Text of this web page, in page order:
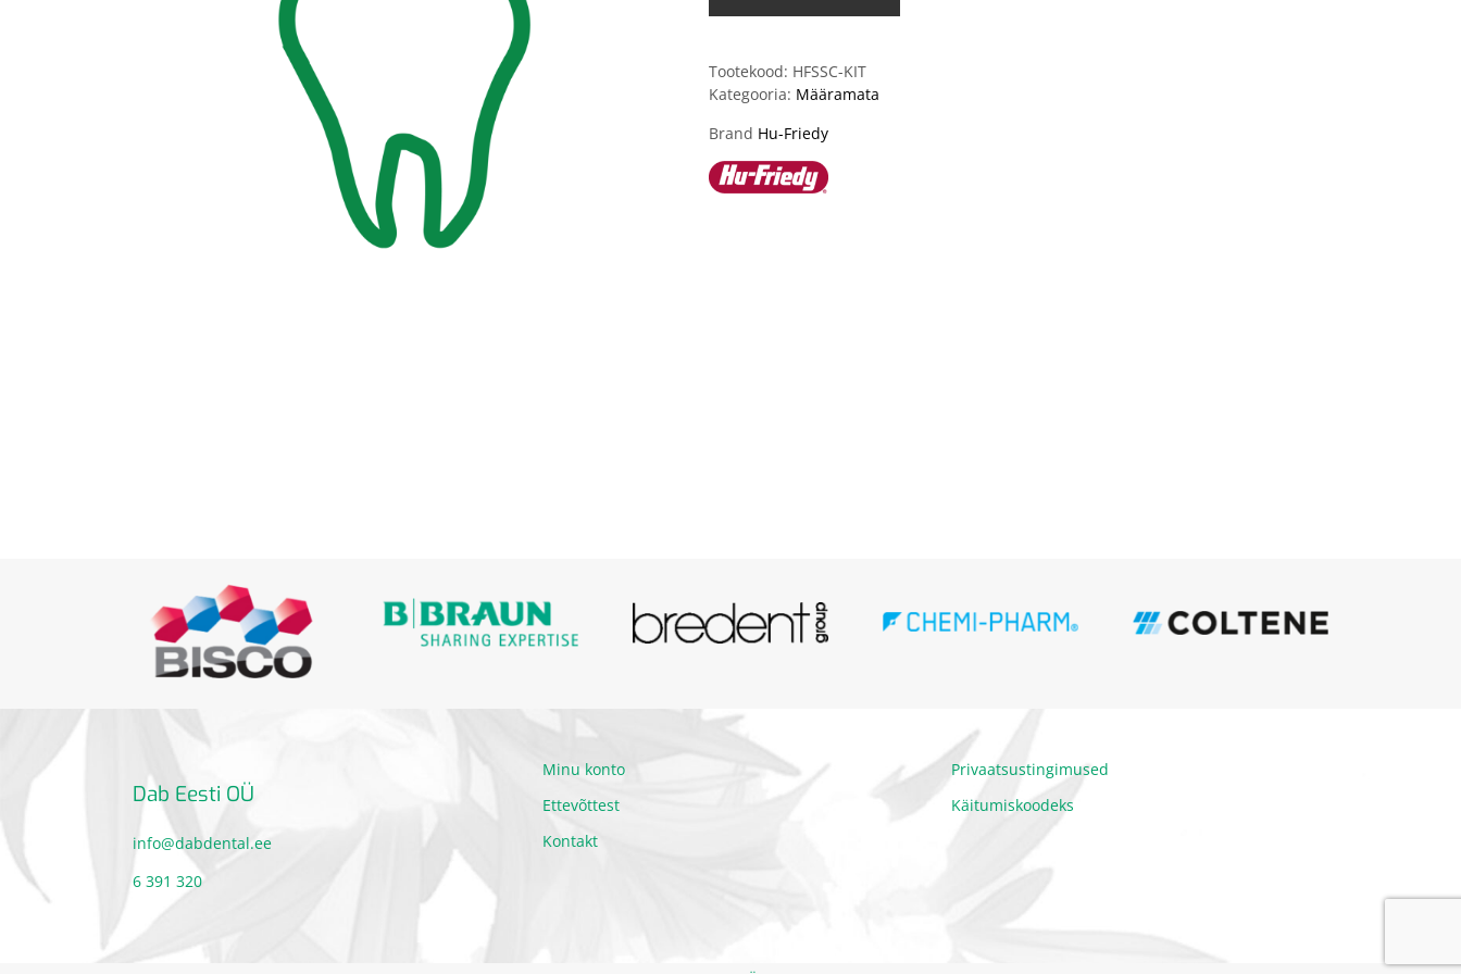
Tootekood: HFSSC-KIT
Kategooria: Määramata
Brand Hu-Friedy
Dab Eesti OÜ
info@dabdental.ee
6 391 320
Minu konto
Ettevõttest
Kontakt
Privaatsustingimused
Käitumiskoodeks